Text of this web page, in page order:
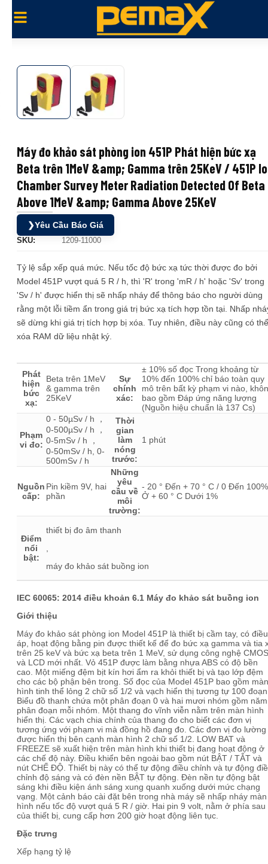
Máy đo khảo sát phòng ion 451P Phát hiện bức xạ
Beta trên 1MeV &amp; Gamma trên 25KeV / 451P
Chamber Survey Meter Radiation Detected Of Beta
Above 1MeV &amp; Gamma Above 25KeV
❯Yêu Cầu Báo Giá
SKU: 1209-11000
Tỷ lệ sắp xếp quá mức. Nếu tốc độ bức xạ tức thời được đo bởi
Model 451P vượt quá 5 R / h, thì 'R' trong 'mR / h' hoặc 'Sv' trong
'Sv / h' được hiển thị sẽ nhấp nháy để thông báo cho người dùng
rằng một lỗi tiềm ẩn trong giá trị bức xạ tích hợp tồn tại. Nhấp
sẽ dừng khi giá trị tích hợp bị xóa. Tuy nhiên, điều này cũng có thể
xóa RAM dữ liệu nhật ký.
Phát
hiện
bức
xạ:
Beta trên 1MeV
& gamma trên
25KeV
Sự
chính
xác:
± 10% số đọc Trong khoảng từ
10% đến 100% chỉ báo toàn quy
mô trên bất kỳ phạm vi nào,
bao gồm Đáp ứng năng lượng
(Nguồn hiệu chuẩn là 137 Cs)
Phạm
vi đo:
0 - 50µSv / h ，
0-500µSv / h ，
0-5mSv / h ，
0-50mSv / h, 0-
500mSv / h
Thời
gian
làm
nóng
trước:
1 phút
Nguồn
cấp:
Pin kiềm 9V, hai
phần
Những
yêu
cầu về
môi
trường:
- 20 ° Đến + 70 ° C / 0 Đến
Ở + 60 ° C Dưới 1%
Điểm
nổi
bật:
thiết bị đo âm thanh
máy đo khảo sát buồng ion
IEC 60065: 2014 điều khoản 6.1 Máy đo khảo sát buồng ion
Giới thiệu
Máy đo khảo sát phòng ion Model 451P là thiết bị cầm tay, có điều
áp, hoạt động bằng pin được thiết kế để đo bức xạ gamma và tia
trên 25 keV và bức xạ beta trên 1 MeV, sử dụng công nghệ CMOS
và LCD mới nhất. Vỏ 451P được làm bằng nhựa ABS có độ bền
cao. Một miếng đệm bịt kín hơi ẩm ra khỏi thiết bị và tạo lớp đệm
cho các bộ phận bên trong. Số đọc của Model 451P bao gồm màn
hình tinh thể lỏng 2 chữ số 1/2 và vạch hiển thị tương tự 100
Biểu đồ thanh chứa một phân đoạn 0 và hai mươi nhóm gồm năm
phân đoạn mỗi nhóm. Một thang đo vĩnh viễn nằm trên màn hình
hiển thị. Các vạch chia chính của thang đo cho biết các đơn vị
tương ứng với phạm vi mà đồng hồ đang đo. Các đơn vị đo lường
được hiển thị bên cạnh màn hình 2 chữ số 1/2. LOW BAT và
FREEZE sẽ xuất hiện trên màn hình khi thiết bị đang hoạt động ở
các chế độ này. Điều khiển bên ngoài bao gồm nút BẬT / TẮT và
nút CHẾ ĐỘ. Thiết bị này có thể tự động điều chỉnh và tự động
chỉnh độ sáng và có đèn nền BẬT tự động. Đèn nền tự động bật
sáng khi điều kiện ánh sáng xung quanh xuống dưới mức chạng
vạng. Một cảnh báo cài đặt bên trong nhà máy sẽ nhấp nháy màn
hình nếu tốc độ vượt quá 5 R / giờ. Hai pin 9 volt, nằm ở phía sau
của thiết bị, cung cấp hơn 200 giờ hoạt động liên tục.
Đặc trưng
Xếp hạng tỷ lệ